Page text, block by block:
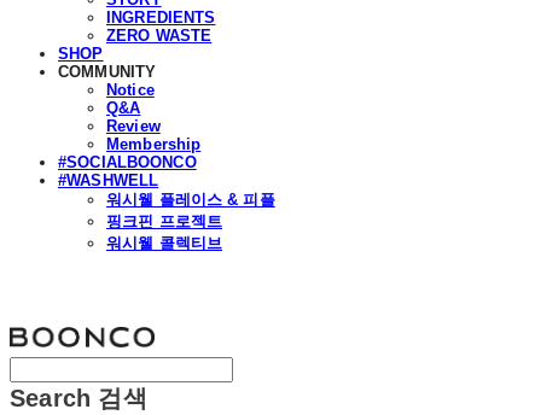
INGREDIENTS
ZERO WASTE
SHOP
COMMUNITY
Notice
Q&A
Review
Membership
#SOCIALBOONCO
#WASHWELL
워시웰 플레이스 & 피플
핑크핀 프로젝트
워시웰 콜렉티브
Search 검색